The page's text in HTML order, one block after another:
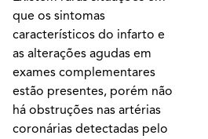
que os sintomas
característicos do infarto e
as alterações agudas em
exames complementares
estão presentes, porém não
há obstruções nas artérias
coronárias detectadas pelo